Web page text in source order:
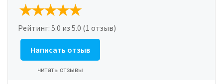
Рейтинг: 5.0 из 5.0 (1 отзыв)
Написать отзыв
читать отзывы